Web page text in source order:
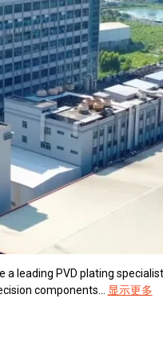
a leading PVD plating
components...
显示更多